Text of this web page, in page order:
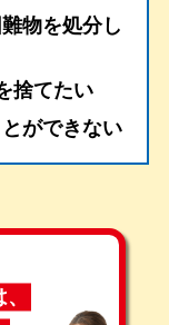
物を処分し
捨てたい
ができない